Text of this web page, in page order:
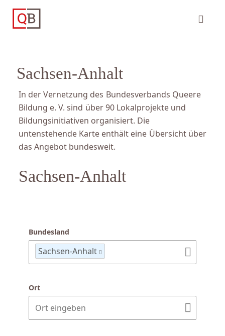
Sachsen-Anhalt
In der Vernetzung des Bundesverbands Queere
Bildung e. V. sind über 90 Lokalprojekte und
Bildungsinitiativen organisiert. Die
untenstehende Karte enthält eine Übersicht über
das Angebot bundesweit.
Sachsen-Anhalt
Bundesland
Sachsen-Anhalt
Ort